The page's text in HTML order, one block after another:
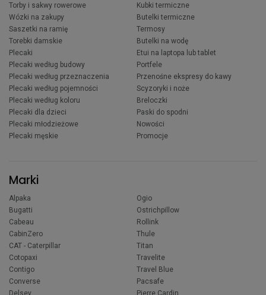
Torby i sakwy rowerowe
Wózki na zakupy
Saszetki na ramię
Torebki damskie
Plecaki
Plecaki według budowy
Plecaki według przeznaczenia
Plecaki według pojemności
Plecaki według koloru
Plecaki dla dzieci
Plecaki młodzieżowe
Plecaki męskie
Kubki termiczne
Butelki termiczne
Termosy
Butelki na wodę
Etui na laptopa lub tablet
Portfele
Przenośne ekspresy do kawy
Scyzoryki i noże
Breloczki
Paski do spodni
Nowości
Promocje
Marki
Alpaka
Bugatti
Cabeau
CabinZero
CAT - Caterpillar
Cotopaxi
Contigo
Converse
Delsey
Ogio
Ostrichpillow
Rollink
Thule
Titan
Travelite
Travel Blue
Pacsafe
Pierre Cardin